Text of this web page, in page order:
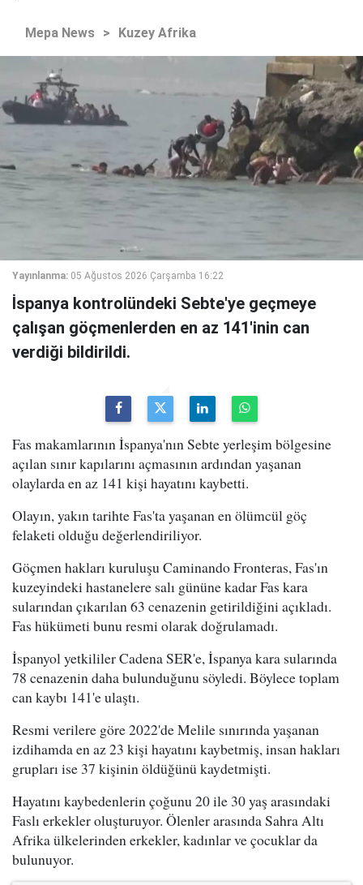
Mepa News > Kuzey Afrika
Yayınlanma: 05 Ağustos 2026 Çarşamba 16:22
İspanya kontrolündeki Sebte'ye geçmeye
çalışan göçmenlerden en az 141'inin can
verdiği bildirildi.
Fas makamlarının İspanya'nın Sebte yerleşim bölgesine
açılan sınır kapılarını açmasının ardından yaşanan
olaylarda en az 141 kişi hayatını kaybetti.
Olayın, yakın tarihte Fas'ta yaşanan en ölümcül göç
felaketi olduğu değerlendiriliyor.
Göçmen hakları kuruluşu Caminando Fronteras, Fas'ın
kuzeyindeki hastanelere salı gününe kadar Fas kara
sularından çıkarılan 63 cenazenin getirildiğini açıkladı.
Fas hükümeti bunu resmi olarak doğrulamadı.
İspanyol yetkililer Cadena SER'e, İspanya kara sularında
78 cenazenin daha bulunduğunu söyledi. Böylece toplam
can kaybı 141'e ulaştı.
Resmi verilere göre 2022'de Melile sınırında yaşanan
izdihamda en az 23 kişi hayatını kaybetmiş, insan hakları
grupları ise 37 kişinin öldüğünü kaydetmişti.
Hayatını kaybedenlerin çoğunu 20 ile 30 yaş arasındaki
Faslı erkekler oluşturuyor. Ölenler arasında Sahra Altı
Afrika ülkelerinden erkekler, kadınlar ve çocuklar da
bulunuyor.